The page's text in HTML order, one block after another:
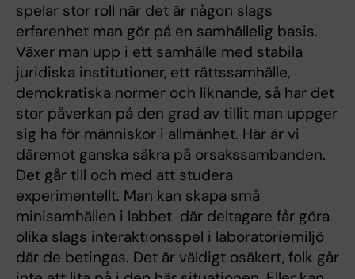
spelar stor roll när det är någon slags
erfarenhet man gör på en samhällelig basis.
Växer man upp i ett samhälle med stabila
juridiska institutioner, ett rättssamhälle,
demokratiska normer och liknande, så har det
stor påverkan på den grad av tillit man uppger
sig ha för människor i allmänhet. Här är vi
däremot ganska säkra på orsakssambanden.
Det går till och med att studera
experimentellt. Man kan skapa små
minisamhällen i labbet där deltagare får göra
olika slags interaktionsspel i laboratoriemiljö
där de betingas. Det är väldigt osäkert, folk går